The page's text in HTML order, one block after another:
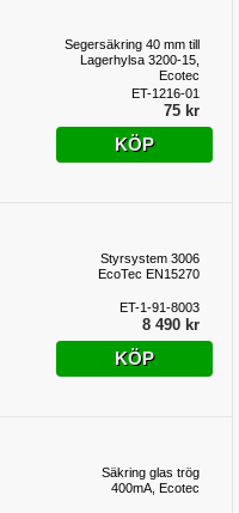
Segersäkring 40 mm till
Lagerhylsa 3200-15,
Ecotec
ET-1216-01
75 kr
KÖP
Styrsystem 3006
EcoTec EN15270
ET-1-91-8003
8 490 kr
KÖP
Säkring glas trög
400mA, Ecotec